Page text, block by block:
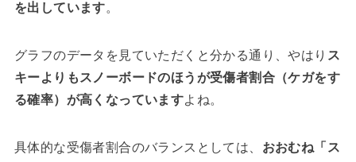
を出しています。
グラフのデータを見ていただくと分かる通り、やはり ス
キーよりもスノーボードのほうが受傷者割合（ケガをす
る確率）が高くなっていますよね。
具体的な受傷者割合のバランスとしては、 おおむね「ス